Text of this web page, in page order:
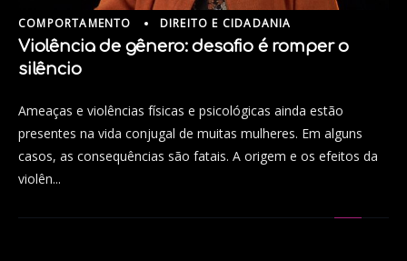
COMPORTAMENTO DIREITO E CIDADANIA
Violência de gênero: desafio é romper o
silêncio
Ameaças e violências físicas e psicológicas ainda estão
presentes na vida conjugal de muitas mulheres. Em alguns
casos, as consequências são fatais. A origem e os efeitos da
violên...